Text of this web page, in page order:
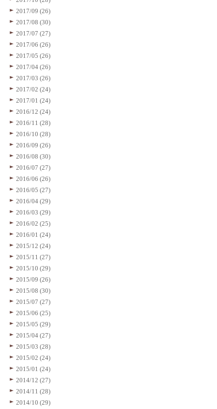
2017/09 (26)
2017/08 (30)
2017/07 (27)
2017/06 (26)
2017/05 (26)
2017/04 (26)
2017/03 (26)
2017/02 (24)
2017/01 (24)
2016/12 (24)
2016/11 (28)
2016/10 (28)
2016/09 (26)
2016/08 (30)
2016/07 (27)
2016/06 (26)
2016/05 (27)
2016/04 (29)
2016/03 (29)
2016/02 (25)
2016/01 (24)
2015/12 (24)
2015/11 (27)
2015/10 (29)
2015/09 (26)
2015/08 (30)
2015/07 (27)
2015/06 (25)
2015/05 (29)
2015/04 (27)
2015/03 (28)
2015/02 (24)
2015/01 (24)
2014/12 (27)
2014/11 (28)
2014/10 (29)